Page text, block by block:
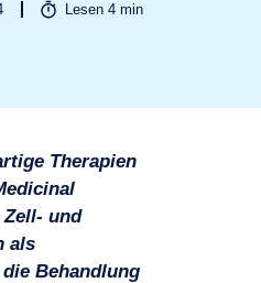
Lesen4 min
Therapien
Zell- und
als
Behandlung